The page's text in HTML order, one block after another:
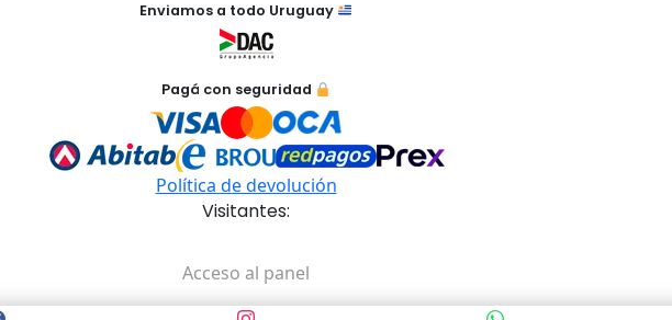
Enviamos a todo Uruguay
Pagá con seguridad
Política de devolución
Visitantes:
Acceso al panel